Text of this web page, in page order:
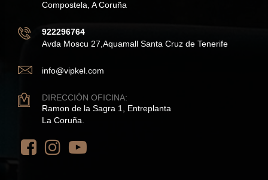
Compostela, A Coruña
922296764
Avda Moscu 27,Aquamall Santa Cruz de Tenerife
info@vipkel.com
DIRECCIÓN OFICINA:
Ramon de la Sagra 1, Entreplanta
La Coruña.